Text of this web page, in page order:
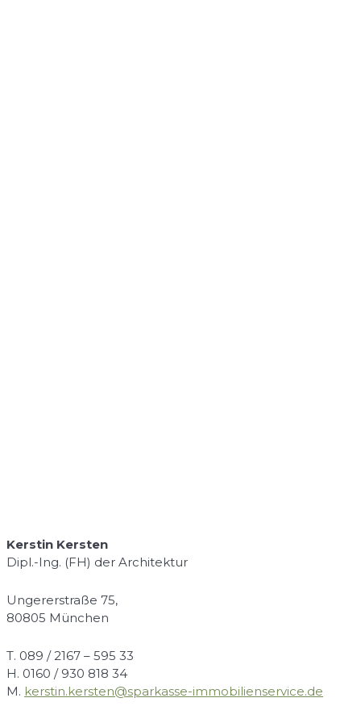
Kerstin Kersten
Dipl.-Ing. (FH) der Architektur
Ungererstraße 75,
80805 München
T. 089 / 2167 – 595 33
H. 0160 / 930 818 34
M. kerstin.kersten@sparkasse-immobilienservice.de